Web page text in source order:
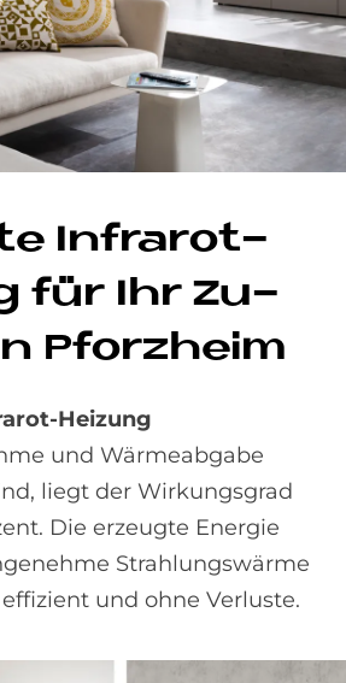
In­fra­rot-
für Ihr Zu­
Pforz­heim
Heizung
und Wärmeabgabe
liegt der Wirkungsgrad
Die erzeugte Energie
Strahlungswärme
und ohne Verluste.